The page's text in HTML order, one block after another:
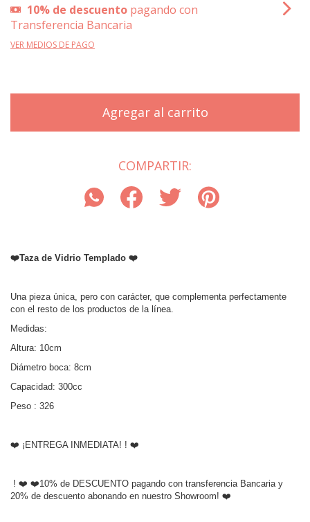
10% de descuento pagando con
Transferencia Bancaria
VER MEDIOS DE PAGO
COMPARTIR:
❤️Taza de Vidrio Templado ❤️
Una pieza única, pero con carácter, que complementa perfectamente
con el resto de los productos de la línea.
Medidas:
Altura: 10cm
Diámetro boca: 8cm
Capacidad: 300cc
Peso : 326
❤️ ¡ENTREGA INMEDIATA! ! ❤️
! ❤️ ❤️10% de DESCUENTO pagando con transferencia Bancaria y
20% de descuento abonando en nuestro Showroom! ❤️